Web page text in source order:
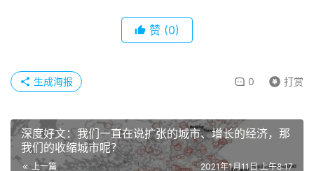
赞 (0)
0 打赏
生成海报
深度好文：我们一直在说扩张的城市、增长的经济，那
我们的收缩城市呢？
上一篇 2021年1月11日 上午8:17